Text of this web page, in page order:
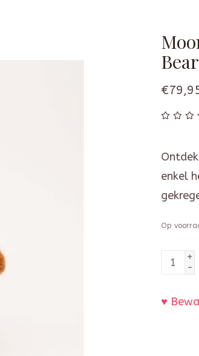
enkel
Op
+
-
♥